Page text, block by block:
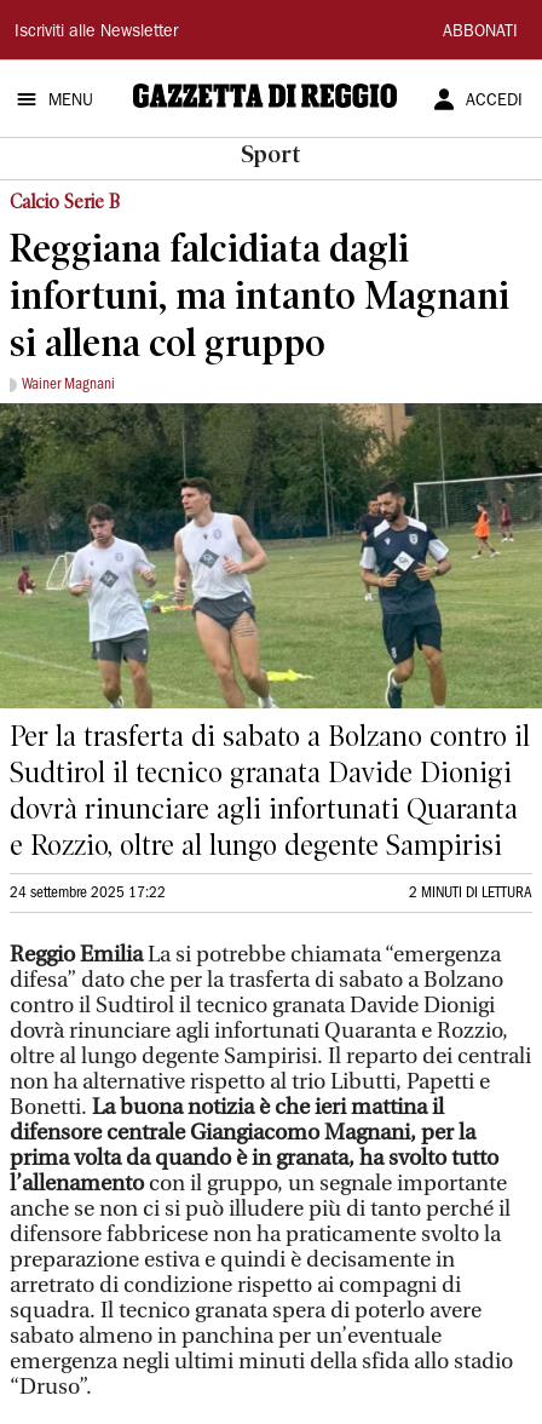
Gazzetta
di
Reggio
Iscriviti alle Newsletter ABBONATI
MENU ACCEDI
Sport
Calcio Serie B
Reggiana falcidiata dagli
infortuni, ma intanto Magnani
si allena col gruppo
Wainer Magnani
Per la trasferta di sabato a Bolzano contro il
Sudtirol il tecnico granata Davide Dionigi
dovrà rinunciare agli infortunati Quaranta
e Rozzio, oltre al lungo degente Sampirisi
24 settembre 2025 17:22 2 MINUTI DI LETTURA
Reggio EmiliaLa si potrebbe chiamata “emergenza
difesa” dato che per la trasferta di sabato a Bolzano
contro il Sudtirol il tecnico granata Davide Dionigi
dovrà rinunciare agli infortunati Quaranta e Rozzio,
oltre al lungo degente Sampirisi. Il reparto dei centrali
non ha alternative rispetto al trio Libutti, Papetti e
Bonetti. La buona notizia è che ieri mattina il
difensore centrale Giangiacomo Magnani, per la
prima volta da quando è in granata, ha svolto tutto
l’allenamentocon il gruppo, un segnale importante
anche se non ci si può illudere più di tanto perché il
difensore fabbricese non ha praticamente svolto la
preparazione estiva e quindi è decisamente in
arretrato di condizione rispetto ai compagni di
squadra. Il tecnico granata spera di poterlo avere
sabato almeno in panchina per un’eventuale
emergenza negli ultimi minuti della sfida allo stadio
“Druso”.